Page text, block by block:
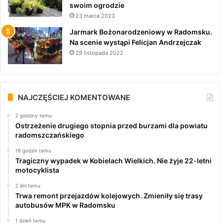
swoim ogrodzie
23 marca 2023
Jarmark Bożonarodzeniowy w Radomsku.
Na scenie wystąpi Felicjan Andrzejczak
29 listopada 2022
NAJCZĘŚCIEJ KOMENTOWANE
2 godziny temu
Ostrzeżenie drugiego stopnia przed burzami dla powiatu
radomszczańskiego
18 godzin temu
Tragiczny wypadek w Kobielach Wielkich. Nie żyje 22-letni
motocyklista
2 dni temu
Trwa remont przejazdów kolejowych. Zmieniły się trasy
autobusów MPK w Radomsku
1 dzień temu